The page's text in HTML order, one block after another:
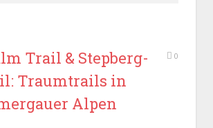
Trail & Stepberg-
Traumtrails in
Alpen
0